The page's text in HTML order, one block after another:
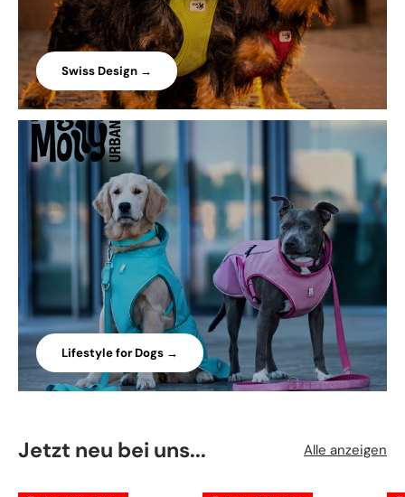
Swiss Design →
Lifestyle for Dogs →
Jetzt neu bei uns... Alle anzeigen